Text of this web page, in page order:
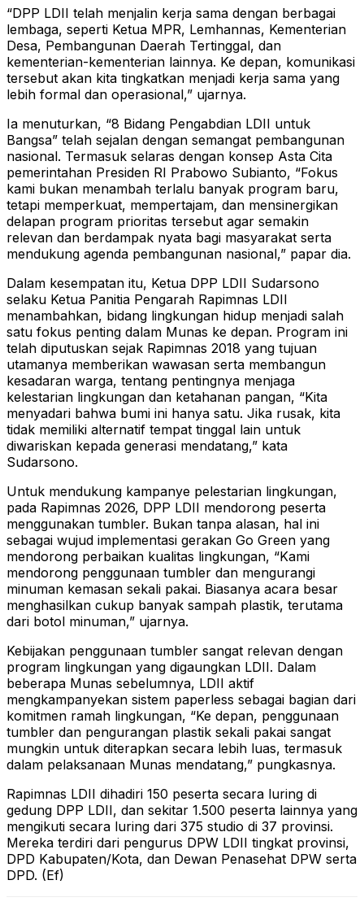
“DPP LDII telah menjalin kerja sama dengan berbagai
lembaga, seperti Ketua MPR, Lemhannas, Kementerian
Desa, Pembangunan Daerah Tertinggal, dan
kementerian-kementerian lainnya. Ke depan, komunikasi
tersebut akan kita tingkatkan menjadi kerja sama yang
lebih formal dan operasional,” ujarnya.
Ia menuturkan, “8 Bidang Pengabdian LDII untuk
Bangsa” telah sejalan dengan semangat pembangunan
nasional. Termasuk selaras dengan konsep Asta Cita
pemerintahan Presiden RI Prabowo Subianto, “Fokus
kami bukan menambah terlalu banyak program baru,
tetapi memperkuat, mempertajam, dan mensinergikan
delapan program prioritas tersebut agar semakin
relevan dan berdampak nyata bagi masyarakat serta
mendukung agenda pembangunan nasional,” papar dia.
Dalam kesempatan itu, Ketua DPP LDII Sudarsono
selaku Ketua Panitia Pengarah Rapimnas LDII
menambahkan, bidang lingkungan hidup menjadi salah
satu fokus penting dalam Munas ke depan. Program ini
telah diputuskan sejak Rapimnas 2018 yang tujuan
utamanya memberikan wawasan serta membangun
kesadaran warga, tentang pentingnya menjaga
kelestarian lingkungan dan ketahanan pangan, “Kita
menyadari bahwa bumi ini hanya satu. Jika rusak, kita
tidak memiliki alternatif tempat tinggal lain untuk
diwariskan kepada generasi mendatang,” kata
Sudarsono.
Untuk mendukung kampanye pelestarian lingkungan,
pada Rapimnas 2026, DPP LDII mendorong peserta
menggunakan tumbler. Bukan tanpa alasan, hal ini
sebagai wujud implementasi gerakan Go Green yang
mendorong perbaikan kualitas lingkungan, “Kami
mendorong penggunaan tumbler dan mengurangi
minuman kemasan sekali pakai. Biasanya acara besar
menghasilkan cukup banyak sampah plastik, terutama
dari botol minuman,” ujarnya.
Kebijakan penggunaan tumbler sangat relevan dengan
program lingkungan yang digaungkan LDII. Dalam
beberapa Munas sebelumnya, LDII aktif
mengkampanyekan sistem paperless sebagai bagian dari
komitmen ramah lingkungan, “Ke depan, penggunaan
tumbler dan pengurangan plastik sekali pakai sangat
mungkin untuk diterapkan secara lebih luas, termasuk
dalam pelaksanaan Munas mendatang,” pungkasnya.
Rapimnas LDII dihadiri 150 peserta secara luring di
gedung DPP LDII, dan sekitar 1.500 peserta lainnya yang
mengikuti secara luring dari 375 studio di 37 provinsi.
Mereka terdiri dari pengurus DPW LDII tingkat provinsi,
DPD Kabupaten/Kota, dan Dewan Penasehat DPW serta
DPD. (Ef)